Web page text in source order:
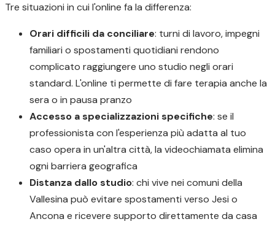
Tre situazioni in cui l'online fa la differenza:
Orari difficili da conciliare: turni di lavoro, impegni
familiari o spostamenti quotidiani rendono
complicato raggiungere uno studio negli orari
standard. L'online ti permette di fare terapia anche la
sera o in pausa pranzo
Accesso a specializzazioni specifiche: se il
professionista con l'esperienza più adatta al tuo
caso opera in un'altra città, la videochiamata elimina
ogni barriera geografica
Distanza dallo studio: chi vive nei comuni della
Vallesina può evitare spostamenti verso Jesi o
Ancona e ricevere supporto direttamente da casa